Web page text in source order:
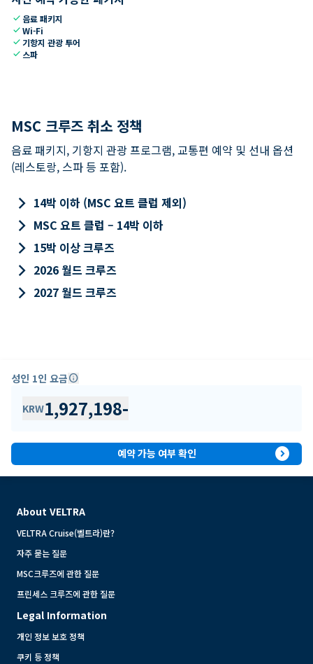
check 음료 패키지
checkWi-Fi
check 기항지 관광 투어
check 스파
MSC 크루즈 취소 정책
음료 패키지, 기항지 관광 프로그램, 교통편 예약 및 선내 옵션
(레스토랑, 스파 등 포함).
keyboard_arrow_right 14박 이하 (MSC 요트 클럽 제외)
keyboard_arrow_right MSC 요트 클럽 – 14박 이하
keyboard_arrow_right 15박 이상 크루즈
keyboard_arrow_right 2026 월드 크루즈
keyboard_arrow_right 2027 월드 크루즈
성인 1인 요금info
KRW1,927,198-
예약 가능 여부 확인 expand_circle_right
About VELTRA
VELTRA Cruise(벨트라)란?
자주 묻는 질문
MSC크루즈에 관한 질문
프린세스 크루즈에 관한 질문
Legal Information
개인 정보 보호 정책
쿠키 등 정책